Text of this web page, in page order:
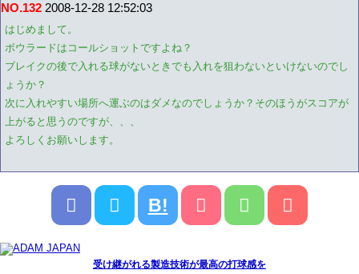
NO.132 2008-12-28 12:52:03
はじめまして。
ボウラードはコールショットですよね？
ブレイクの後で入れる球がないときでも入れを狙わないといけないのでし
ょうか？
次に入れやすい場所へ運ぶのはダメなのでしょうか？そのほうがスコアが
上がると思うのですが、、、
よろしくお願いします。
B!
受け継がれる製造技術が最高の打球感を